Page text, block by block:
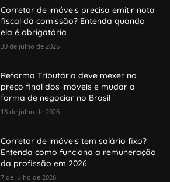
Corretor de imóveis precisa emitir nota
fiscal da comissão? Entenda quando
ela é obrigatória
30 de julho de 2026
Reforma Tributária deve mexer no
preço final dos imóveis e mudar a
forma de negociar no Brasil
13 de julho de 2026
Corretor de imóveis tem salário fixo?
Entenda como funciona a remuneração
da profissão em 2026
7 de julho de 2026